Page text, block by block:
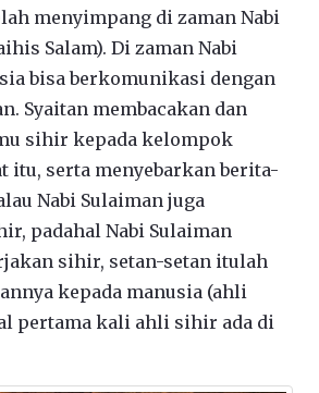
menyimpang di zaman Nabi
Salam). Di zaman Nabi
bisa berkomunikasi dengan
Syaitan membacakan dan
sihir kepada kelompok
itu, serta menyebarkan berita-
Nabi Sulaiman juga
padahal Nabi Sulaiman
sihir, setan-setan itulah
kepada manusia (ahli
pertama kali ahli sihir ada di